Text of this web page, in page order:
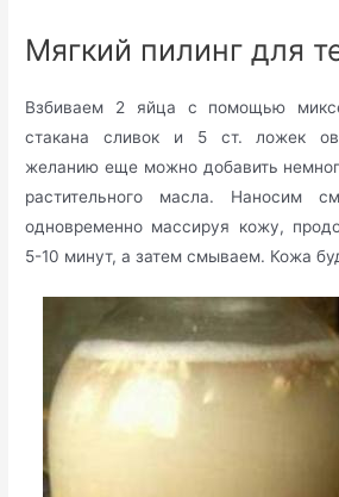
Мягкий пилинг для
Взбиваем 2 яйца с помощью
стакана сливок и 5 ст. ложек
желанию еще можно добавить
растительного масла. Наносим
одновременно массируя кожу,
5-10 минут, а затем смываем. Кожа